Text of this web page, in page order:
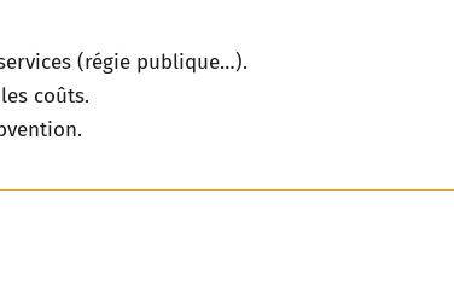
(régie publique…).
coûts.